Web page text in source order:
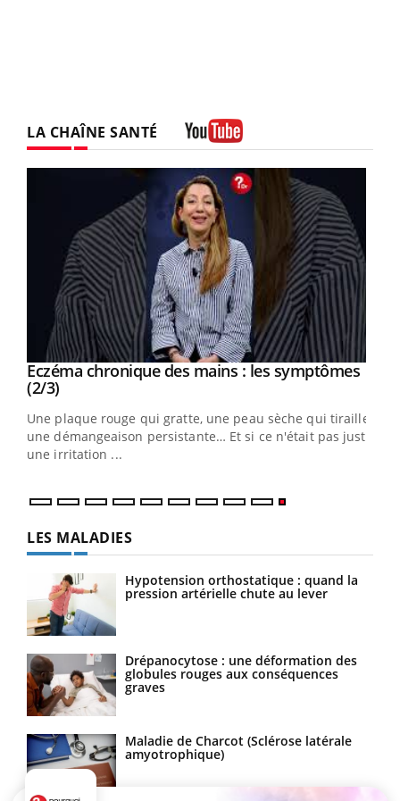
LA CHAÎNE SANTÉ
Youtube
Eczéma chronique des mains : les symptômes
(2/3)Youtube
Une plaque rouge qui gratte, une peau sèche qui tiraille,
une démangeaison persistante… Et si ce n'était pas juste
une irritation ...
LES MALADIES
Hypotension orthostatique : quand la
pression artérielle chute au lever
Drépanocytose : une déformation des
globules rouges aux conséquences
graves
Maladie de Charcot (Sclérose latérale
amyotrophique)